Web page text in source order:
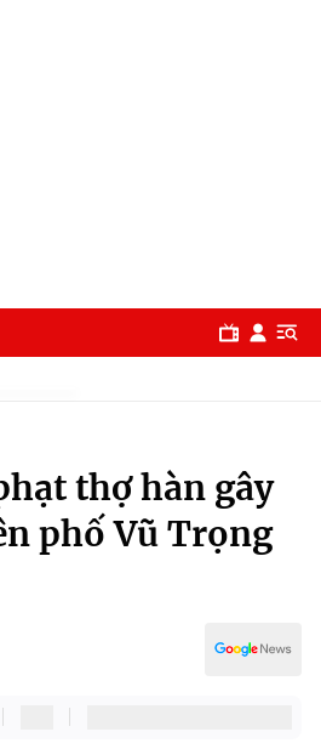
thợ hàn gây
phố Vũ Trọng